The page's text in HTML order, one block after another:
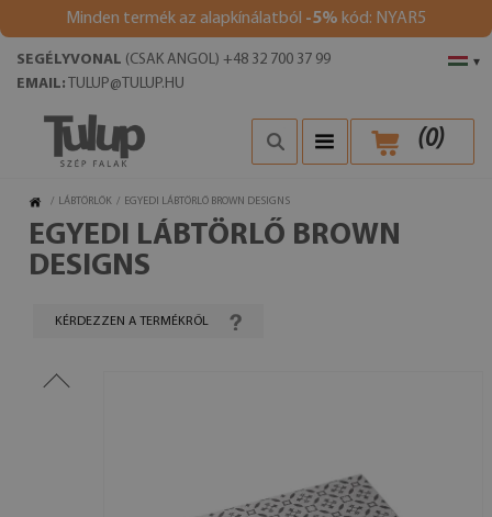
Minden termék az alapkínálatból -5% kód: NYAR5
▾
SEGÉLYVONAL (CSAK ANGOL) +48 32 700 37 99
EMAIL: TULUP@TULUP.HU
(0)
/ LÁBTÖRLŐK / EGYEDI LÁBTÖRLŐ BROWN DESIGNS
EGYEDI LÁBTÖRLŐ BROWN
DESIGNS
KÉRDEZZEN A TERMÉKRŐL